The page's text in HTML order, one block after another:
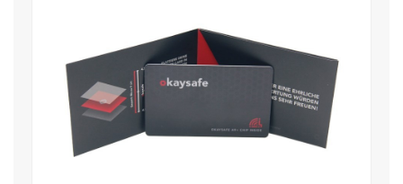
Português